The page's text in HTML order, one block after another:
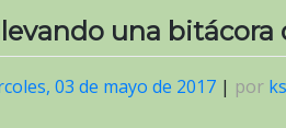
una bitácora
03 de mayo de 2017 | por